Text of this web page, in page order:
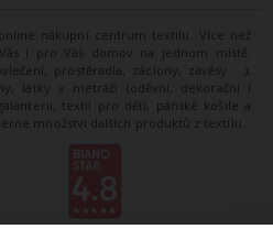
nákupní centrum textilu. Více než
i pro Váš domov na jednom místě.
prostěradla, záclony, závěsy ...),
látky v metráži (oděvní, dekorační i
textil pro děti, pánské košile a
množství dalších produktů z textilu.